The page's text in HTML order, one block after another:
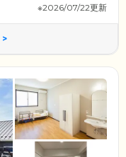
※2026/07/22更新